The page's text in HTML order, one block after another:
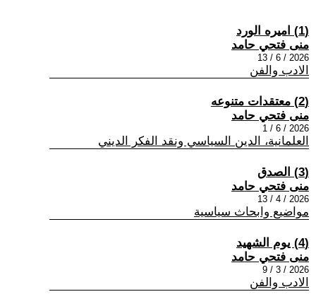
(1) اميره الورد
منى فتحي حامد
2026 / 6 / 13
الادب والفن
(2) معتقدات متنوعه
منى فتحي حامد
2026 / 6 / 1
العلمانية، الدين السياسي ونقد الفكر الديني
(3) الصدق
منى فتحي حامد
2026 / 4 / 13
مواضيع وابحاث سياسية
(4) يوم الشهيد
منى فتحي حامد
2026 / 3 / 9
الادب والفن